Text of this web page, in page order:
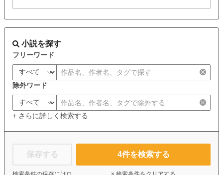
小説を探す
フリーワード
除外ワード
+ さらに詳しく検索する
保存する 4件を検索する